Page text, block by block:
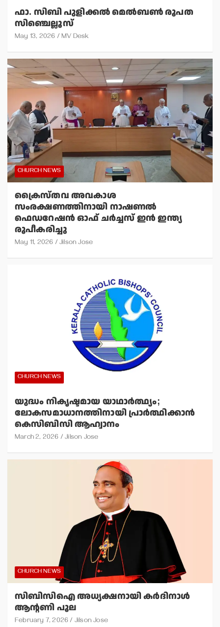
ഫാ. സിബി പുളിക്കല്‍ മെല്‍ബണ്‍ രൂപത
സിഞ്ചെല്ലൂസ്
May 13, 2026 MV Desk
CHURCH NEWS
ക്രൈസ്തവ അവകാശ
സംരക്ഷണത്തിനായി നാഷണല്‍
ഫെഡറേഷന്‍ ഓഫ് ചര്‍ച്ചസ് ഇന്‍ ഇന്ത്യ
രൂപീകരിച്ചു
May 11, 2026 Jilson Jose
CHURCH NEWS
യുദ്ധം നികൃഷ്ടമായ യാഥാര്‍ത്ഥ്യം;
ലോകസമാധാനത്തിനായി പ്രാര്‍ത്ഥിക്കാന്‍
കെസിബിസി ആഹ്വാനം
March 2, 2026 Jilson Jose
CHURCH NEWS
സിബിസിഐ അധ്യക്ഷനായി കര്‍ദിനാള്‍
ആന്റണി പൂല
February 7, 2026 Jilson Jose